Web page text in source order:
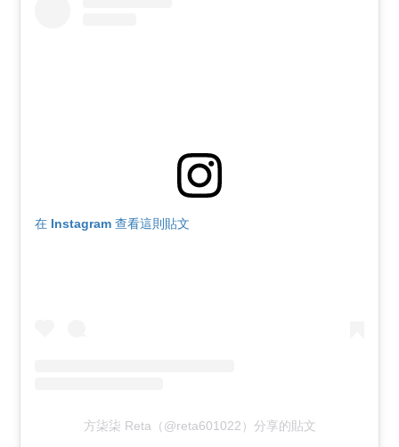
在 Instagram 查看這則貼文
方柒柒 Reta（@reta601022）分享的貼文